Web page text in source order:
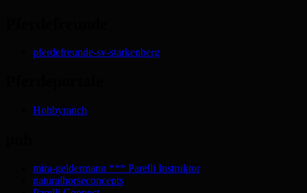
pferdefreunde-sv-starkenberg
Hobbyranch
mira-geldermann *** Parelli Instruktor
naturalhorseconcepts